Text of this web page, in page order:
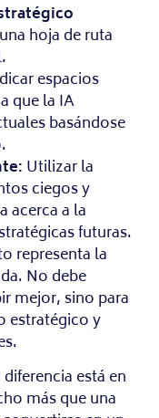
hoja de ruta
espacios
que la IA
basándose
Utilizar la
ciegos y
acerca a la
futuras.
representa la
No debe
mejor, sino para
estratégico y
está en
más que una